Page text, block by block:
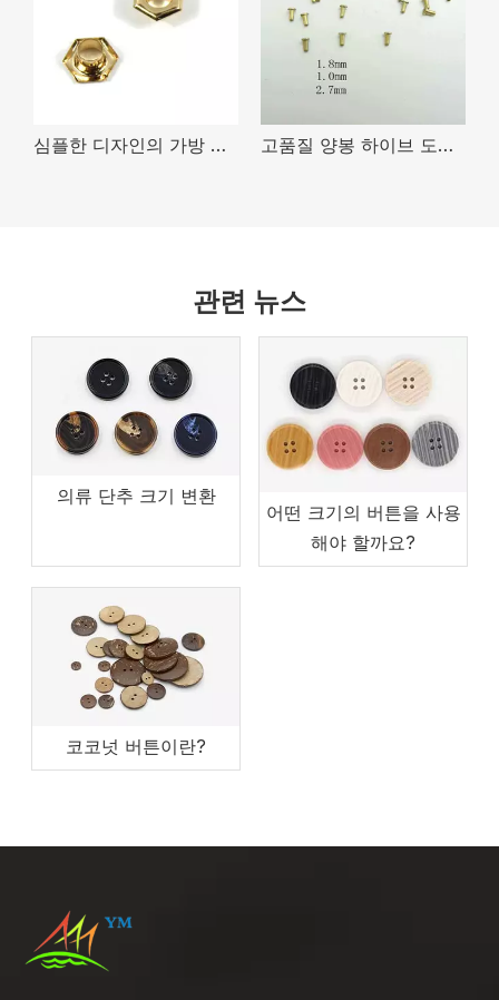
심플한 디자인의 가방 신발 및 의류 도금 육각 구멍 판매 고품질 양봉 하이브 도구 가죽 고리 금속 미니 3mm 꿀벌 프레임 작은 구멍
관련 뉴스
의류 단추 크기 변환
어떤 크기의 버튼을 사용
해야 할까요?
코코넛 버튼이란?